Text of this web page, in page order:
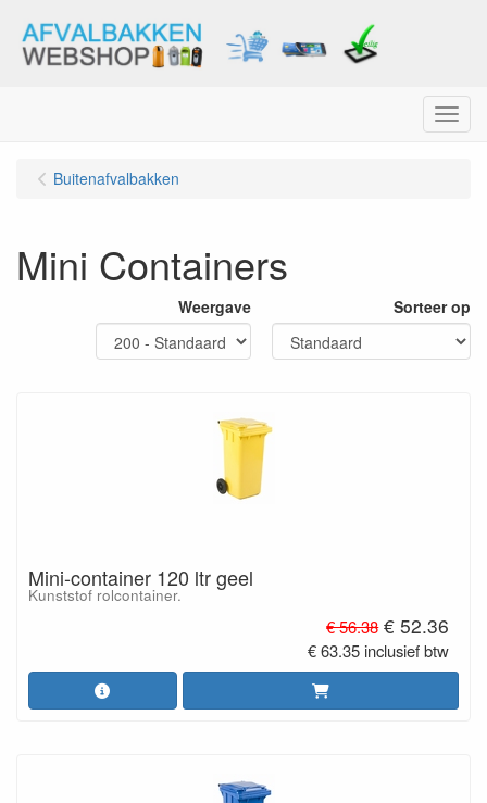
Menu
Buitenafvalbakken
Mini Containers
Weergave Sorteer op
Mini-container 120 ltr geel
Kunststof rolcontainer.
€ 56.38 € 52.36
€ 63.35 inclusief btw